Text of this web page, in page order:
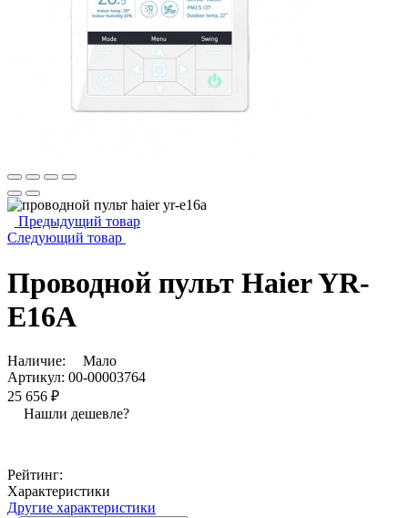
Предыдущий товар
Следующий товар
Проводной пульт Haier YR-
E16A
Наличие:
Мало
Артикул: 00-00003764
25 656 ₽
Нашли дешевле?
Рейтинг:
Характеристики
Другие характеристики